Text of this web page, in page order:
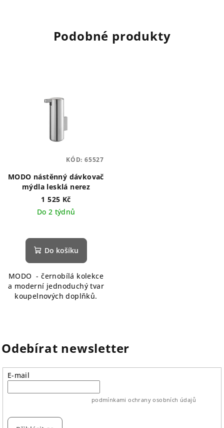
Podobné produkty
MODO nástěnný dávkovač
mýdla lesklá nerez
1 525 Kč
Do 2 týdnů
hodnocení
produktu
z
5
hvězdiček.
Do košíku
MODO - černobílá kolekce
a moderní jednoduchý tvar
koupelnových doplňků.
KÓD: 65527
Odebírat newsletter
E-mail
podmínkami ochrany osobních údajů